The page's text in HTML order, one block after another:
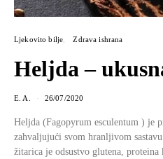
Ljekovito bilje Zdrava ishrana
Heljda –
E. A. 26/07/2020
Heljda (Fagopyrum esculentum ) je
zahvaljujući svom hranljivom
žitarica je odsustvo glutena,